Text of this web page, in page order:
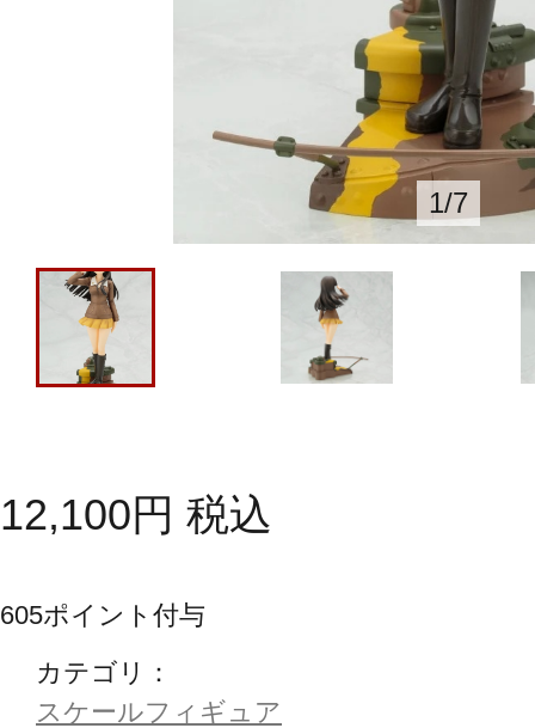
1/7
12,100円 税込
605ポイント付与
カテゴリ：
スケールフィギュア